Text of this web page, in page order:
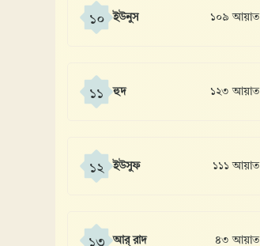
১০ ইউনুস ১০৯ আয়াত
১১ হুদ ১২৩ আয়াত
১২ ইউসুফ ১১১ আয়াত
১৩ আর্ রাদ ৪৩ আয়াত